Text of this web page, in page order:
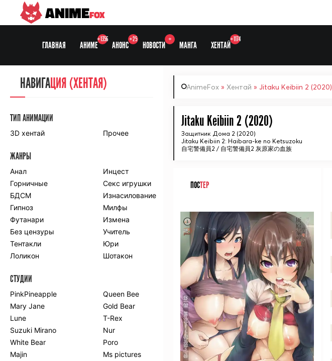
ANIMEFOX
ГЛАВНАЯ АНИМЕ
+1356
АНОНС
+25
НОВОСТИ
+
МАНГА ХЕНТАЙ
+1174
AnimeFox » Хентай » Jitaku Keibiin 2 (2020)
Jitaku Keibiin 2 (2020)
Защитник Дома 2 (2020)
Jitaku Keibiin 2: Haibara-ke no Ketsuzoku
自宅警備員2 / 自宅警備員2 灰原家の血族
ПОСТЕР
НАВИГАЦИЯ
СЕЗОНЫ
Anidub
Animedia
Kansai studio
Onibaku
Shiza project
ПО ЖАНРАМ
Комедия
Приключения
Романтика
Школа
Этти
Боевые
искусства
Гарем
Драма
Игры
Исторический
Магия
Фантастика
Фэнтези
Мистика
Попаданцы в
другой мир
Хентай
НАВИГАЦИЯ (ХЕНТАЯ)
ТИП АНИМАЦИИ
3D хентай Прочее
ЖАНРЫ
Анал
Инцест
Горничные
Секс игрушки
БДСМ
Изнасилование
Гипноз
Милфы
Футанари
Измена
Без цензуры
Учитель
Тентакли
Юри
Лоликон
Шотакон
СТУДИИ
PinkPineapple
Queen Bee
Mary Jane
Gold Bear
Lune
T-Rex
Suzuki Mirano
Nur
White Bear
Poro
Majin
Ms pictures